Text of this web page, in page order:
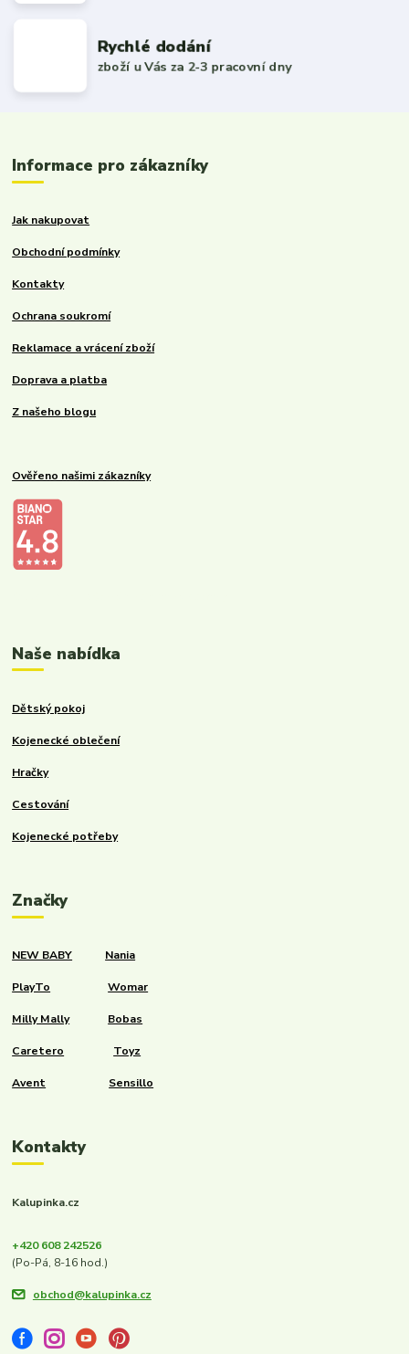
Rychlé dodání
zboží u Vás za 2-3 pracovní dny
Informace pro zákazníky
Jak nakupovat
Obchodní podmínky
Kontakty
Ochrana soukromí
Reklamace a vrácení zboží
Doprava a platba
Z našeho blogu
Ověřeno našimi zákazníky
Naše nabídka
Dětský pokoj
Kojenecké oblečení
Hračky
Cestování
Kojenecké potřeby
Značky
NEW BABY Nania
PlayTo Womar
Milly Mally Bobas
Caretero Toyz
Avent Sensillo
Kontakty
Kalupinka.cz
+420 608 242526
(Po-Pá, 8-16 hod.)
obchod@kalupinka.cz